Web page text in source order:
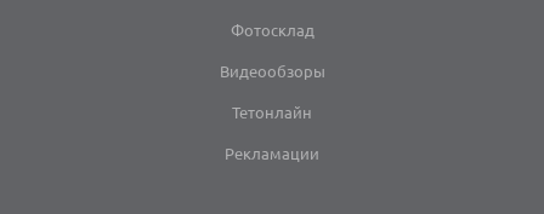
Фотосклад
Видеообзоры
Тетонлайн
Рекламации